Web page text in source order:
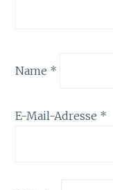
Name *
E-Mail-Adresse *